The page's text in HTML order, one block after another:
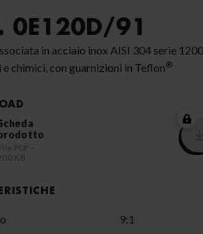
0E120D/91
in acciaio inox AISI 304 serie
chimici, con guarnizioni in Teflon®
PDF -
KB
9:1